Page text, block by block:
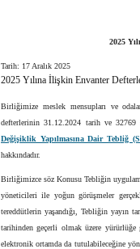
2025
Tarih: 17 Aralık 2025
2025 Yılına İlişkin Envanter
Birliğimize meslek mensupları ve
defterlerinin 31.12.2024 tarih ve 32769
Değişiklik Yapılmasına Dair Tebliğ
hakkındadır.
Birliğimizce söz Konusu Tebliğin
yöneticileri ile yoğun görüşmeler
tereddütlerin yaşandığı, Tebliğin yayın
tarihinden geçerli olmak üzere
elektronik ortamda da tutulabileceğine